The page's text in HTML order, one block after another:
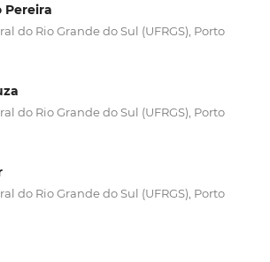
Pereira
do Rio Grande do Sul (UFRGS), Porto
do Rio Grande do Sul (UFRGS), Porto
do Rio Grande do Sul (UFRGS), Porto